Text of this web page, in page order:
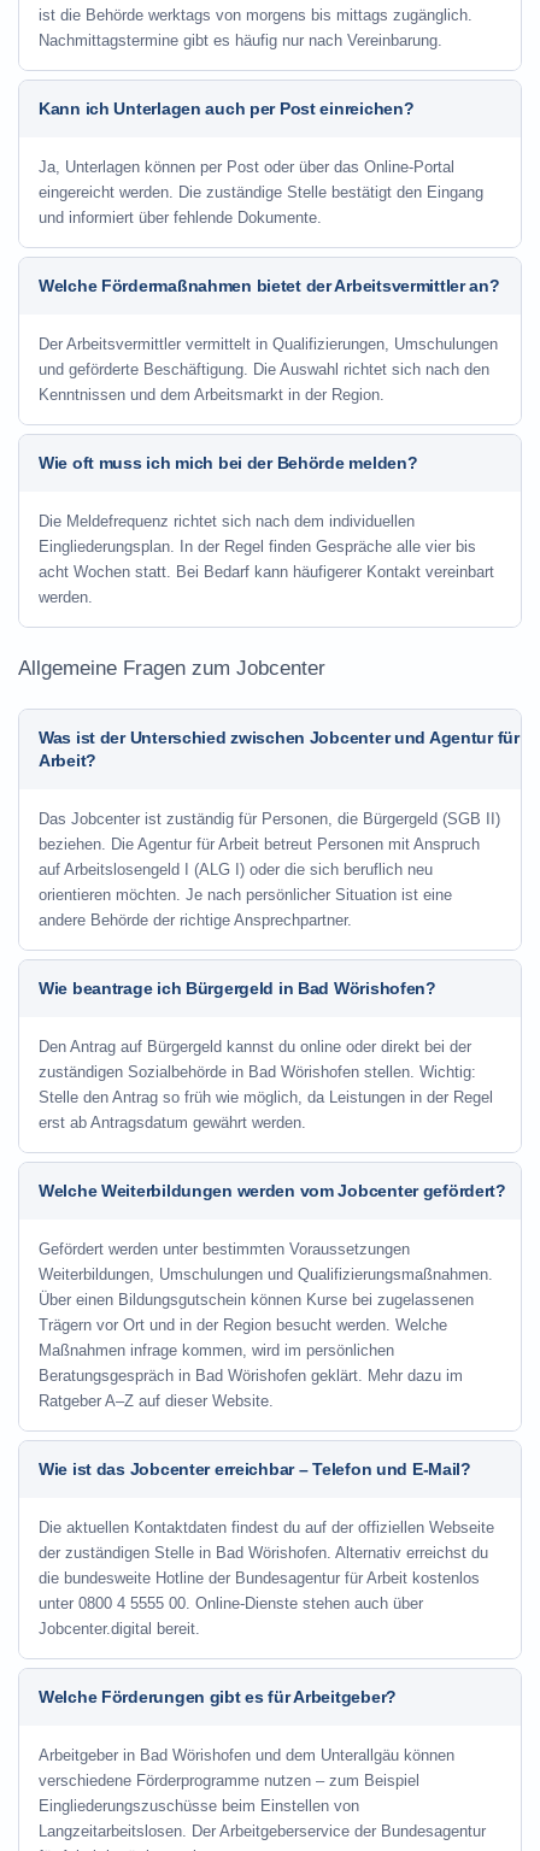
ist die Behörde werktags von morgens bis mittags zugänglich.
Nachmittagstermine gibt es häufig nur nach Vereinbarung.
Kann ich Unterlagen auch per Post einreichen?
Ja, Unterlagen können per Post oder über das Online-Portal
eingereicht werden. Die zuständige Stelle bestätigt den Eingang
und informiert über fehlende Dokumente.
Welche Fördermaßnahmen bietet der Arbeitsvermittler an?
Der Arbeitsvermittler vermittelt in Qualifizierungen, Umschulungen
und geförderte Beschäftigung. Die Auswahl richtet sich nach den
Kenntnissen und dem Arbeitsmarkt in der Region.
Wie oft muss ich mich bei der Behörde melden?
Die Meldefrequenz richtet sich nach dem individuellen
Eingliederungsplan. In der Regel finden Gespräche alle vier bis
acht Wochen statt. Bei Bedarf kann häufigerer Kontakt vereinbart
werden.
Allgemeine Fragen zum Jobcenter
Was ist der Unterschied zwischen Jobcenter und Agentur für
Arbeit?
Das Jobcenter ist zuständig für Personen, die Bürgergeld (SGB II)
beziehen. Die Agentur für Arbeit betreut Personen mit Anspruch
auf Arbeitslosengeld I (ALG I) oder die sich beruflich neu
orientieren möchten. Je nach persönlicher Situation ist eine
andere Behörde der richtige Ansprechpartner.
Wie beantrage ich Bürgergeld in Bad Wörishofen?
Den Antrag auf Bürgergeld kannst du online oder direkt bei der
zuständigen Sozialbehörde in Bad Wörishofen stellen. Wichtig:
Stelle den Antrag so früh wie möglich, da Leistungen in der Regel
erst ab Antragsdatum gewährt werden.
Welche Weiterbildungen werden vom Jobcenter gefördert?
Gefördert werden unter bestimmten Voraussetzungen
Weiterbildungen, Umschulungen und Qualifizierungsmaßnahmen.
Über einen Bildungsgutschein können Kurse bei zugelassenen
Trägern vor Ort und in der Region besucht werden. Welche
Maßnahmen infrage kommen, wird im persönlichen
Beratungsgespräch in Bad Wörishofen geklärt. Mehr dazu im
Ratgeber A–Z auf dieser Website.
Wie ist das Jobcenter erreichbar – Telefon und E-Mail?
Die aktuellen Kontaktdaten findest du auf der offiziellen Webseite
der zuständigen Stelle in Bad Wörishofen. Alternativ erreichst du
die bundesweite Hotline der Bundesagentur für Arbeit kostenlos
unter 0800 4 5555 00. Online-Dienste stehen auch über
Jobcenter.digital bereit.
Welche Förderungen gibt es für Arbeitgeber?
Arbeitgeber in Bad Wörishofen und dem Unterallgäu können
verschiedene Förderprogramme nutzen – zum Beispiel
Eingliederungszuschüsse beim Einstellen von
Langzeitarbeitslosen. Der Arbeitgeberservice der Bundesagentur